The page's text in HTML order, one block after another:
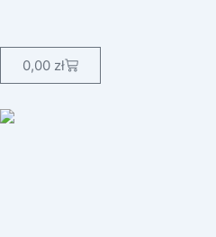
content
0,00 złWózek